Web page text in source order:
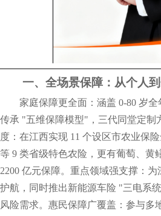
一、全场景保障：从个人
家庭保障更全面：涵盖 0-80 岁
传承 "五维保障模型"，三代同堂定制
度：在江西实现 11 个设区市农业保
等 9 类省级特色农险，更有葡萄、黄
2200 亿元保障。重点领域强支撑：
护航，同时推出新能源车险 "三电系
风险需求。惠民保障广覆盖：参与多